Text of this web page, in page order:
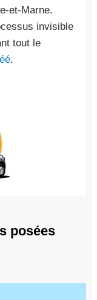
et-Marne.
invisible
tout le
.
posées